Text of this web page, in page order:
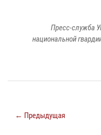
Пресс-служба
национальной
← Предыдущая